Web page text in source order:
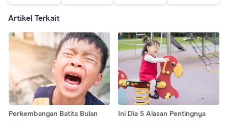
Artikel Terkait
Perkembangan Batita Bulan
Ini Dia 5 Alasan Pentingnya